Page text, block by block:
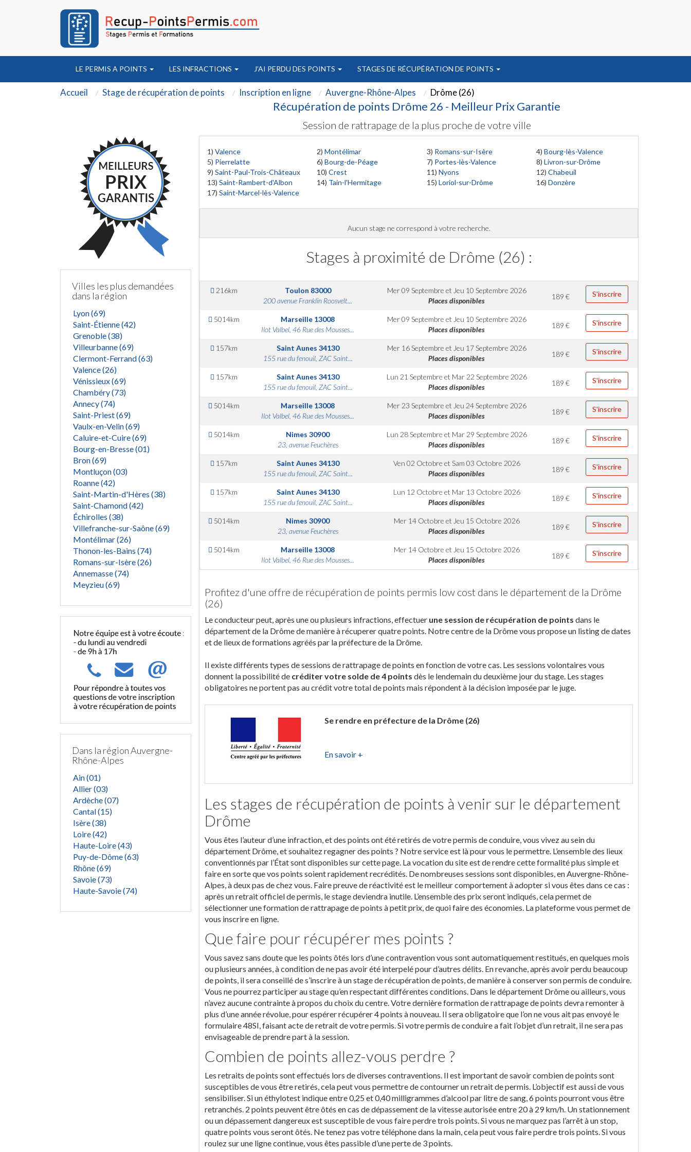
LE PERMIS A POINTS LES INFRACTIONS J'AI PERDU DES POINTS STAGES DE RÉCUPÉRATION DE POINTS
Accueil Stage de récupération de points Inscription en ligne Auvergne-Rhône-Alpes Drôme (26)
Récupération de points Drôme 26 - Meilleur Prix Garantie
Session de rattrapage de la plus proche de votre ville
Villes les plus demandées
dans la région
Lyon (69)
Saint-Étienne (42)
Grenoble (38)
Villeurbanne (69)
Clermont-Ferrand (63)
Valence (26)
Vénissieux (69)
Chambéry (73)
Annecy (74)
Saint-Priest (69)
Vaulx-en-Velin (69)
Caluire-et-Cuire (69)
Bourg-en-Bresse (01)
Bron (69)
Montluçon (03)
Roanne (42)
Saint-Martin-d'Hères (38)
Saint-Chamond (42)
Échirolles (38)
Villefranche-sur-Saône (69)
Montélimar (26)
Thonon-les-Bains (74)
Romans-sur-Isère (26)
Annemasse (74)
Meyzieu (69)
Dans la région Auvergne-
Rhône-Alpes
Ain (01)
Allier (03)
Ardèche (07)
Cantal (15)
Isère (38)
Loire (42)
Haute-Loire (43)
Puy-de-Dôme (63)
Rhône (69)
Savoie (73)
Haute-Savoie (74)
1) Valence 2)Montélimar 3) Romans-sur-Isère 4) Bourg-lès-Valence
5) Pierrelatte 6)Bourg-de-Péage 7) Portes-lès-Valence 8) Livron-sur-Drôme
9) Saint-Paul-Trois-Châteaux 10)Crest 11) Nyons 12) Chabeuil
13) Saint-Rambert-d'Albon 14) Tain-l'Hermitage 15) Loriol-sur-Drôme 16) Donzère
17) Saint-Marcel-lès-Valence
Aucun stage ne correspond à votre recherche.
Stages à proximité de Drôme (26) :
216km Toulon 83000
200 avenue Franklin Roosvelt...
Mer 09 Septembre et Jeu 10 Septembre 2026
Places disponibles
189 € S'inscrire
5014km Marseille 13008
Ilot Valbel, 46 Rue des Mousses...
Mer 09 Septembre et Jeu 10 Septembre 2026
Places disponibles
189 € S'inscrire
157km Saint Aunes 34130
155 rue du fenouil, ZAC Saint...
Mer 16 Septembre et Jeu 17 Septembre 2026
Places disponibles
189 € S'inscrire
157km Saint Aunes 34130
155 rue du fenouil, ZAC Saint...
Lun 21 Septembre et Mar 22 Septembre 2026
Places disponibles
189 € S'inscrire
5014km Marseille 13008
Ilot Valbel, 46 Rue des Mousses...
Mer 23 Septembre et Jeu 24 Septembre 2026
Places disponibles
189 € S'inscrire
5014km Nimes 30900
23, avenue Feuchères
Lun 28 Septembre et Mar 29 Septembre 2026
Places disponibles
189 € S'inscrire
157km Saint Aunes 34130
155 rue du fenouil, ZAC Saint...
Ven 02 Octobre et Sam 03 Octobre 2026
Places disponibles
189 € S'inscrire
157km Saint Aunes 34130
155 rue du fenouil, ZAC Saint...
Lun 12 Octobre et Mar 13 Octobre 2026
Places disponibles
189 € S'inscrire
5014km Nimes 30900
23, avenue Feuchères
Mer 14 Octobre et Jeu 15 Octobre 2026
Places disponibles
189 € S'inscrire
5014km Marseille 13008
Ilot Valbel, 46 Rue des Mousses...
Mer 14 Octobre et Jeu 15 Octobre 2026
Places disponibles
189 € S'inscrire
Profitez d'une offre de récupération de points permis low cost dans le département de la Drôme
(26)
Le conducteur peut, après une ou plusieurs infractions, effectuer une session de récupération de points dans le
département de la Drôme de manière à récuperer quatre points. Notre centre de la Drôme vous propose un listing de dates
et de lieux de formations agréés par la préfecture de la Drôme.
Il existe différents types de sessions de rattrapage de points en fonction de votre cas. Les sessions volontaires vous
donnent la possibilité de créditer votre solde de 4 points dès le lendemain du deuxième jour du stage. Les stages
obligatoires ne portent pas au crédit votre total de points mais répondent à la décision imposée par le juge.
Se rendre en préfecture de la Drôme (26)
En savoir +
Les stages de récupération de points à venir sur le département
Drôme
Vous êtes l’auteur d’une infraction, et des points ont été retirés de votre permis de conduire, vous vivez au sein du
département Drôme, et souhaitez regagner des points ? Notre service est là pour vous le permettre. L’ensemble des lieux
conventionnés par l’État sont disponibles sur cette page. La vocation du site est de rendre cette formalité plus simple et
faire en sorte que vos points soient rapidement recrédités. De nombreuses sessions sont disponibles, en Auvergne-Rhône-
Alpes, à deux pas de chez vous. Faire preuve de réactivité est le meilleur comportement à adopter si vous êtes dans ce cas :
après un retrait officiel de permis, le stage deviendra inutile. L’ensemble des prix seront indiqués, cela permet de
sélectionner une formation de rattrapage de points à petit prix, de quoi faire des économies. La plateforme vous permet de
vous inscrire en ligne.
Que faire pour récupérer mes points ?
Vous savez sans doute que les points ôtés lors d’une contravention vous sont automatiquement restitués, en quelques mois
ou plusieurs années, à condition de ne pas avoir été interpelé pour d’autres délits. En revanche, après avoir perdu beaucoup
de points, il sera conseillé de s’inscrire à un stage de récupération de points, de manière à conserver son permis de conduire.
Vous ne pourrez participer au stage qu’en respectant différentes conditions. Dans le département Drôme ou ailleurs, vous
n’avez aucune contrainte à propos du choix du centre. Votre dernière formation de rattrapage de points devra remonter à
plus d’une année révolue, pour espérer récupérer 4 points à nouveau. Il sera obligatoire que l’on ne vous ait pas envoyé le
formulaire 48SI, faisant acte de retrait de votre permis. Si votre permis de conduire a fait l’objet d’un retrait, il ne sera pas
envisageable de prendre part à la session.
Combien de points allez-vous perdre ?
Les retraits de points sont effectués lors de diverses contraventions. Il est important de savoir combien de points sont
susceptibles de vous être retirés, cela peut vous permettre de contourner un retrait de permis. L’objectif est aussi de vous
sensibiliser. Si un éthylotest indique entre 0,25 et 0,40 milligrammes d’alcool par litre de sang, 6 points pourront vous être
retranchés. 2 points peuvent être ôtés en cas de dépassement de la vitesse autorisée entre 20 à 29 km/h. Un stationnement
ou un dépassement dangereux est susceptible de vous faire perdre trois points. Si vous ne marquez pas l’arrêt à un stop,
quatre points vous seront ôtés. Ne tenez pas votre téléphone dans la main, cela peut vous faire perdre trois points. Si vous
roulez sur une ligne continue, vous êtes passible d’une perte de 3 points.